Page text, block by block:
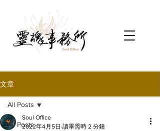
文章
All Posts
All Posts
Soul Office
2022年4月5日 讀畢需時 2 分鐘